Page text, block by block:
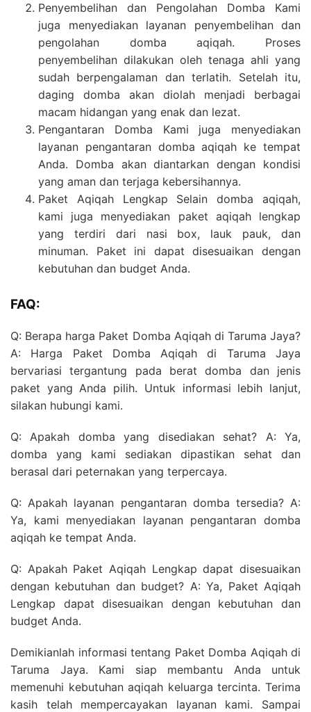
Penyembelihan dan Pengolahan Domba Kami
juga menyediakan layanan penyembelihan dan
pengolahan domba aqiqah. Proses
penyembelihan dilakukan oleh tenaga ahli yang
sudah berpengalaman dan terlatih. Setelah itu,
daging domba akan diolah menjadi berbagai
macam hidangan yang enak dan lezat.
Pengantaran Domba Kami juga menyediakan
layanan pengantaran domba aqiqah ke tempat
Anda. Domba akan diantarkan dengan kondisi
yang aman dan terjaga kebersihannya.
Paket Aqiqah Lengkap Selain domba aqiqah,
kami juga menyediakan paket aqiqah lengkap
yang terdiri dari nasi box, lauk pauk, dan
minuman. Paket ini dapat disesuaikan dengan
kebutuhan dan budget Anda.
FAQ:
Q: Berapa harga Paket Domba Aqiqah di Taruma Jaya?
A: Harga Paket Domba Aqiqah di Taruma Jaya
bervariasi tergantung pada berat domba dan jenis
paket yang Anda pilih. Untuk informasi lebih lanjut,
silakan hubungi kami.
Q: Apakah domba yang disediakan sehat? A: Ya,
domba yang kami sediakan dipastikan sehat dan
berasal dari peternakan yang terpercaya.
Q: Apakah layanan pengantaran domba tersedia? A:
Ya, kami menyediakan layanan pengantaran domba
aqiqah ke tempat Anda.
Q: Apakah Paket Aqiqah Lengkap dapat disesuaikan
dengan kebutuhan dan budget? A: Ya, Paket Aqiqah
Lengkap dapat disesuaikan dengan kebutuhan dan
budget Anda.
Demikianlah informasi tentang Paket Domba Aqiqah di
Taruma Jaya. Kami siap membantu Anda untuk
memenuhi kebutuhan aqiqah keluarga tercinta. Terima
kasih telah mempercayakan layanan kami. Sampai